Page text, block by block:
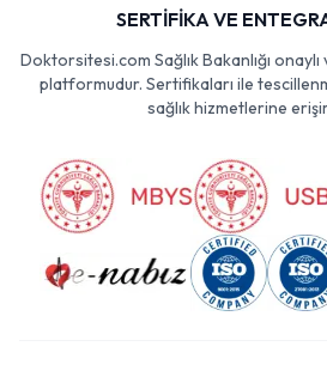
SERTİFİKA VE
Doktorsitesi.com Sağlık Bakanlığı
platformudur. Sertifikaları ile
sağlık hizmetlerine